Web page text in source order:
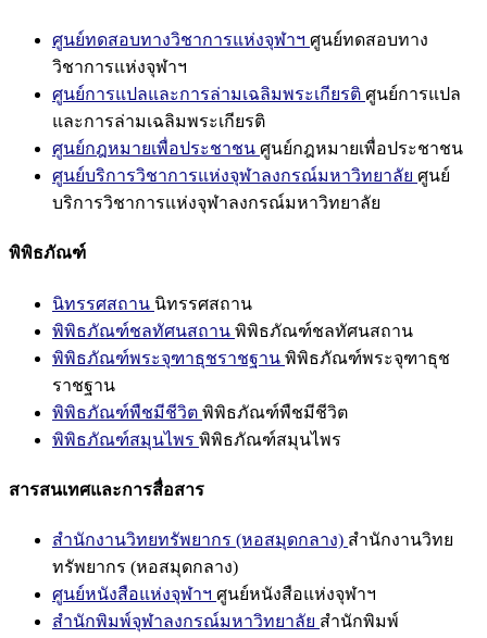
ศูนย์ทดสอบทางวิชาการแห่งจุฬาฯ ศูนย์ทดสอบทาง
วิชาการแห่งจุฬาฯ
ศูนย์การแปลและการล่ามเฉลิมพระเกียรติ ศูนย์การแปล
และการล่ามเฉลิมพระเกียรติ
ศูนย์กฎหมายเพื่อประชาชน ศูนย์กฎหมายเพื่อประชาชน
ศูนย์บริการวิชาการแห่งจุฬาลงกรณ์มหาวิทยาลัย ศูนย์
บริการวิชาการแห่งจุฬาลงกรณ์มหาวิทยาลัย
พิพิธภัณฑ์
นิทรรศสถาน นิทรรศสถาน
พิพิธภัณฑ์ชลทัศนสถาน พิพิธภัณฑ์ชลทัศนสถาน
พิพิธภัณฑ์พระจุฑาธุชราชฐาน พิพิธภัณฑ์พระจุฑาธุช
ราชฐาน
พิพิธภัณฑ์พืชมีชีวิต พิพิธภัณฑ์พืชมีชีวิต
พิพิธภัณฑ์สมุนไพร พิพิธภัณฑ์สมุนไพร
สารสนเทศและการสื่อสาร
สำนักงานวิทยทรัพยากร (หอสมุดกลาง) สำนักงานวิทย
ทรัพยากร (หอสมุดกลาง)
ศูนย์หนังสือแห่งจุฬาฯ ศูนย์หนังสือแห่งจุฬาฯ
สำนักพิมพ์จุฬาลงกรณ์มหาวิทยาลัย สำนักพิมพ์